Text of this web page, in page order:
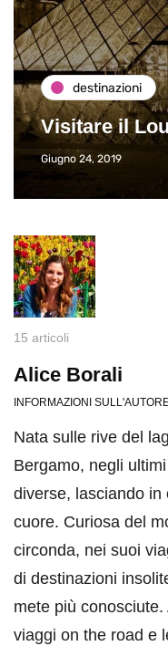
destinazioni
Visitare il
Giugno 24, 2019
15 articoli
Alice Borali
INFORMAZIONI
Nata sulle rive del
Bergamo, negli
diverse, lasciando
cuore. Curiosa del
circonda, nei suoi
di destinazioni
mete più
viaggi on the road e